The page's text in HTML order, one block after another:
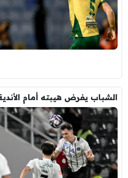
الشباب يفرض هيبته أمام